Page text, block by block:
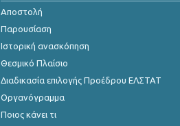
Φεβρουαρίου 2024
Ιανουαρίου 2024
Δεκεμβρίου 2023
Οκτωβρίου 2023
Αποστολή
Παρουσίαση
Ιστορική ανασκόπηση
Θεσμικό Πλαίσιο
Διαδικασία επιλογής Προέδρου ΕΛΣΤΑΤ
Οργανόγραμμα
Ποιος κάνει τι